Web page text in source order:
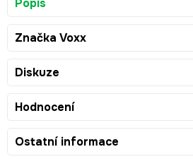
Popis
Značka Voxx
Diskuze
Hodnocení
Ostatní informace